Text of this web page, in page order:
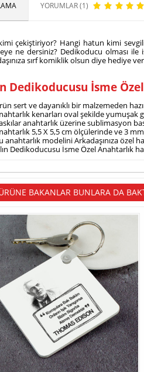
YORUMLAR (1)
çekiştiriyor? Hangi hatun kimi
ne dersiniz? Dedikoducu olması ile
sırf komiklik olsun diye hediye
Dedikoducusu İsme
sert ve dayanıklı bir malzemeden
kenarları oval şekilde yumuşak
anahtarlık üzerine sublimasyon
5,5 X 5,5 cm ölçülerinde ve 3 mm
anahtarlık modelini Arkadaşınıza
Dedikoducusu İsme Özel Anahtarlık
BAKANLAR BUNLARA DA